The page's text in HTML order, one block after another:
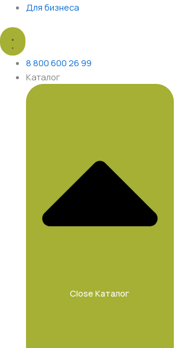
Для бизнеса
8 800 600 26 99
Каталог
Close Каталог